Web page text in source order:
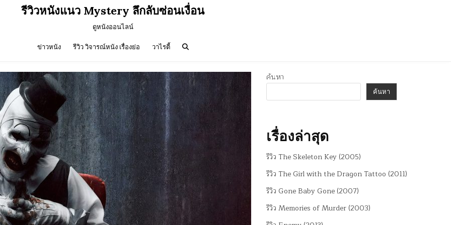
รีวิวหนังแนว Mystery ลึกลับซ่อนเงื่อน
ดูหนังออนไลน์
ข่าวหนัง รีวิว วิจารณ์หนัง เรื่องย่อ วาไรตี้
ค้นหา
ค้นหา
เรื่องล่าสุด
รีวิว The Skeleton Key (2005)
รีวิว The Girl with the Dragon Tattoo (2011)
รีวิว Gone Baby Gone (2007)
รีวิว Memories of Murder (2003)